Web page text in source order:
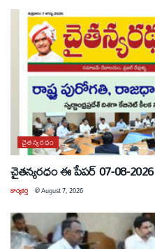
చైతన్యరధం
చైతన్యరధం ఈ పేపర్ 07-08-2026
కార్యకర్త @August 7, 2026